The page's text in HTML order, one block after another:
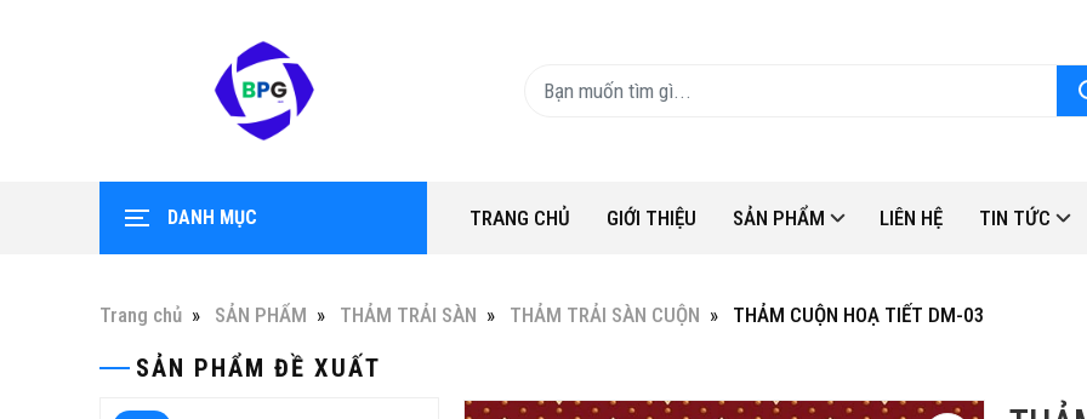
DANH MỤC TRANG CHỦ GIỚI THIỆU SẢN PHẨM LIÊN HỆ TIN TỨC
Trang chủ SẢN PHẨM THẢM TRẢI SÀN THẢM TRẢI SÀN CUỘN THẢM CUỘN HOẠ TIẾT DM-03
SẢN PHẨM ĐỀ XUẤT